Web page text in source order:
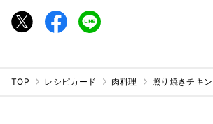
TOP レシピカード 肉料理 照り焼きチキン